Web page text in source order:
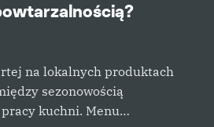
na lokalnych produktach
sezonowością
kuchni. Menu…